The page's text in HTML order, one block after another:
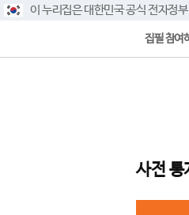
이 누리집은 대한민국 공식 전자정
집필 참여
사전 통